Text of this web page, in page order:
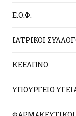
Ε.Ο.Φ.
ΙΑΤΡΙΚΟΙ
ΚΕΕΛΠΝΟ
ΥΠΟΥΡΓΕΙΟ